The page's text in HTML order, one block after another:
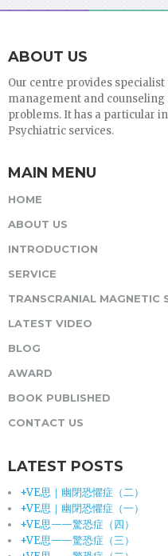
ABOUT US
Our centre provides
management and
problems. It has a particular
Psychiatric services.
MAIN MENU
HOME
ABOUT US
INTRODUCTION
SERVICE
TRANSCRANIAL MAGNETIC
LATEST VIDEO
BLOG
AWARD
BOOK PUBLISHED
CONTACT US
LATEST POSTS
+VE思｜幽閉恐懼症（二）
+VE思｜幽閉恐懼症（一）
+VE思——驚恐症（四）
+VE思——驚恐症（三）